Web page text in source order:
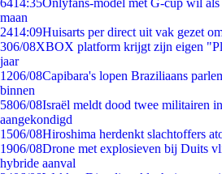
6414:35Onlyfans-model met G-cup wil
maan
2414:09Huisarts per direct uit vak gezet
306/08XBOX platform krijgt zijn eigen
jaar
1206/08Capibara's lopen Braziliaans
binnen
5806/08Israël meldt dood twee militairen
aangekondigd
1506/08Hiroshima herdenkt slachtoffers
1906/08Drone met explosieven bij Duits
hybride aanval